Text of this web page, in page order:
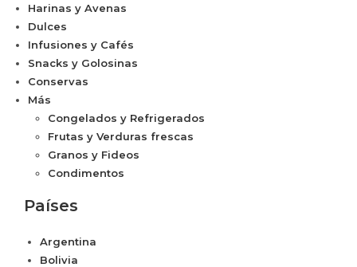
Harinas y Avenas
Dulces
Infusiones y Cafés
Snacks y Golosinas
Conservas
Más
Congelados y Refrigerados
Frutas y Verduras frescas
Granos y Fideos
Condimentos
Países
Argentina
Bolivia